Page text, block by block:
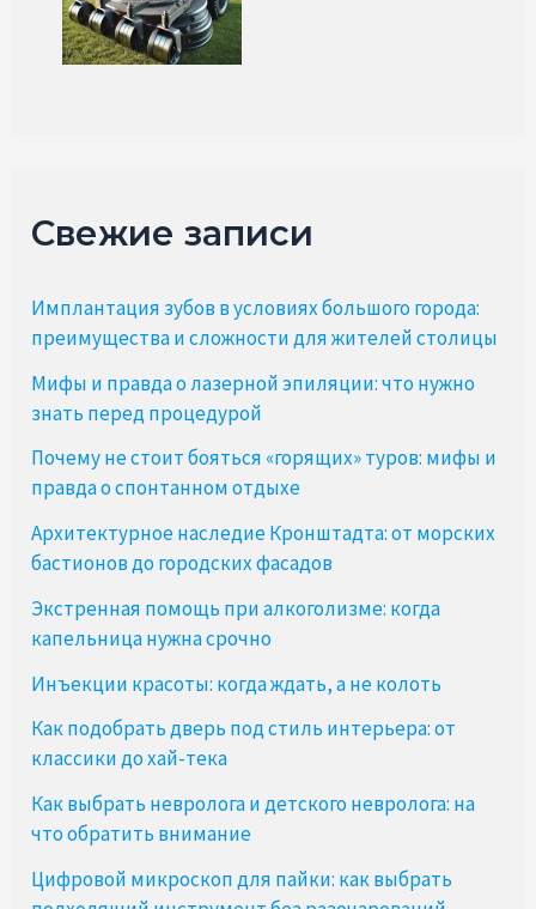
Свежие записи
Имплантация зубов в условиях большого города:
преимущества и сложности для жителей столицы
Мифы и правда о лазерной эпиляции: что нужно
знать перед процедурой
Почему не стоит бояться «горящих» туров: мифы и
правда о спонтанном отдыхе
Архитектурное наследие Кронштадта: от морских
бастионов до городских фасадов
Экстренная помощь при алкоголизме: когда
капельница нужна срочно
Инъекции красоты: когда ждать, а не колоть
Как подобрать дверь под стиль интерьера: от
классики до хай-тека
Как выбрать невролога и детского невролога: на
что обратить внимание
Цифровой микроскоп для пайки: как выбрать